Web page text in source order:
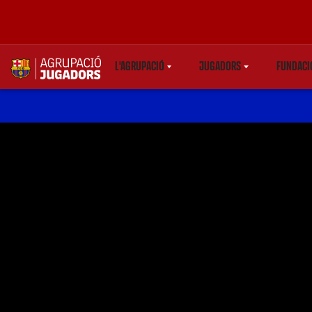
label.aria.abjlogo L'AGRUPACIÓLABEL.SHARE.CARETDOWN
JUGADORS